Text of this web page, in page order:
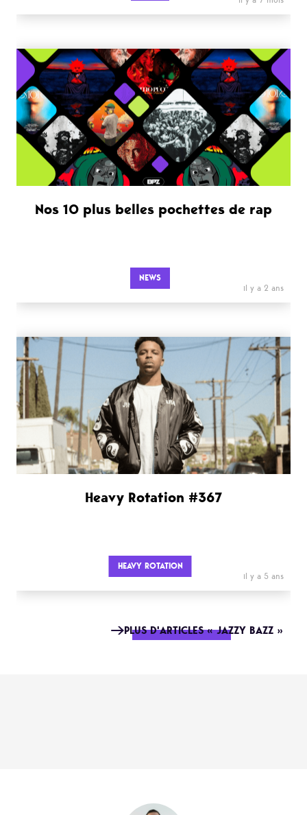
Nos 10 plus belles pochettes de rap
NEWS
il y a 2 ans
Heavy Rotation #367
HEAVY ROTATION
il y a 5 ans
PLUS D'ARTICLES « JAZZY BAZZ »